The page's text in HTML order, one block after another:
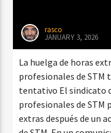
rasco
JANUARY 3, 2026
La huelga de horas
profesionales de STM
tentativo El sindicato
profesionales de STM
extras después de un